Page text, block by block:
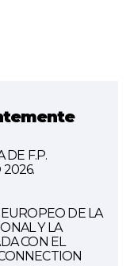
DE F.P.
2026.
DE LA
Y LA
CON EL